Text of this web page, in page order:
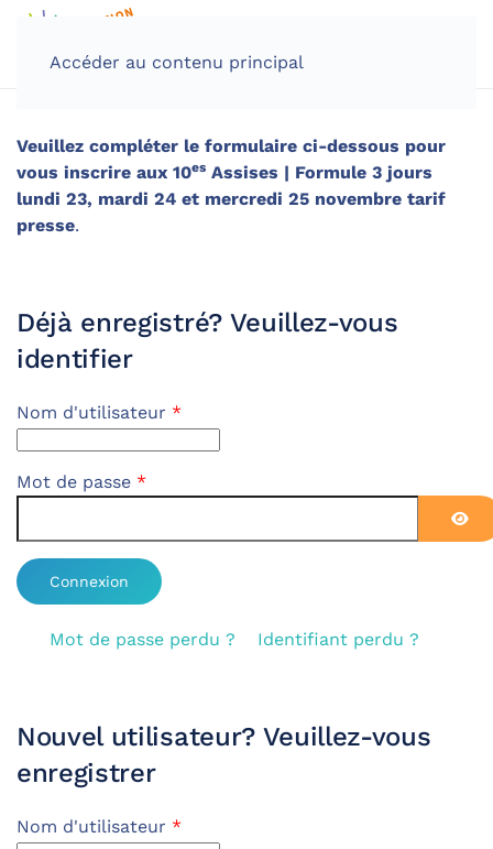
Accéder au contenu principal
Veuillez compléter le formulaire ci-dessous pour
vous inscrire aux 10es Assises | Formule 3 jours
lundi 23, mardi 24 et mercredi 25 novembre tarif
presse.
Déjà enregistré? Veuillez-vous
identifier
Nom d'utilisateur *
Mot de passe *
Mot de passe perdu ? Identifiant perdu ?
Nouvel utilisateur? Veuillez-vous
enregistrer
Nom d'utilisateur *